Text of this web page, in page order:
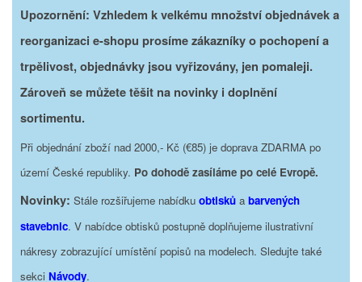
Upozornění: Vzhledem k velkému množství objednávek a
reorganizaci e-shopu prosíme zákazníky o pochopení a
trpělivost, objednávky jsou vyřizovány, jen pomaleji.
Zároveň se můžete těšit na novinky i doplnění
sortimentu.
Při objednání zboží nad 2000,- Kč (€85) je doprava ZDARMA po
území České republiky. Po dohodě zasíláme po celé Evropě.
Novinky: Stále rozšiřujeme nabídku obtisků a barvených
stavebnic. V nabídce obtisků postupně doplňujeme ilustrativní
nákresy zobrazující umístění popisů na modelech. Sledujte také
sekci Návody.